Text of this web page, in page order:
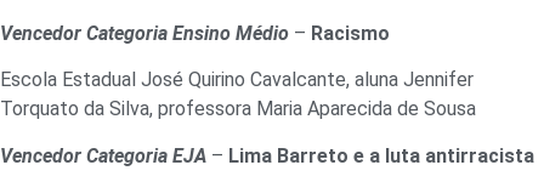
Vencedor Categoria Ensino Médio – Racismo
Escola Estadual José Quirino Cavalcante, aluna Jennifer
Torquato da Silva, professora Maria Aparecida de Sousa
Vencedor Categoria EJA – Lima Barreto e a luta antirracista